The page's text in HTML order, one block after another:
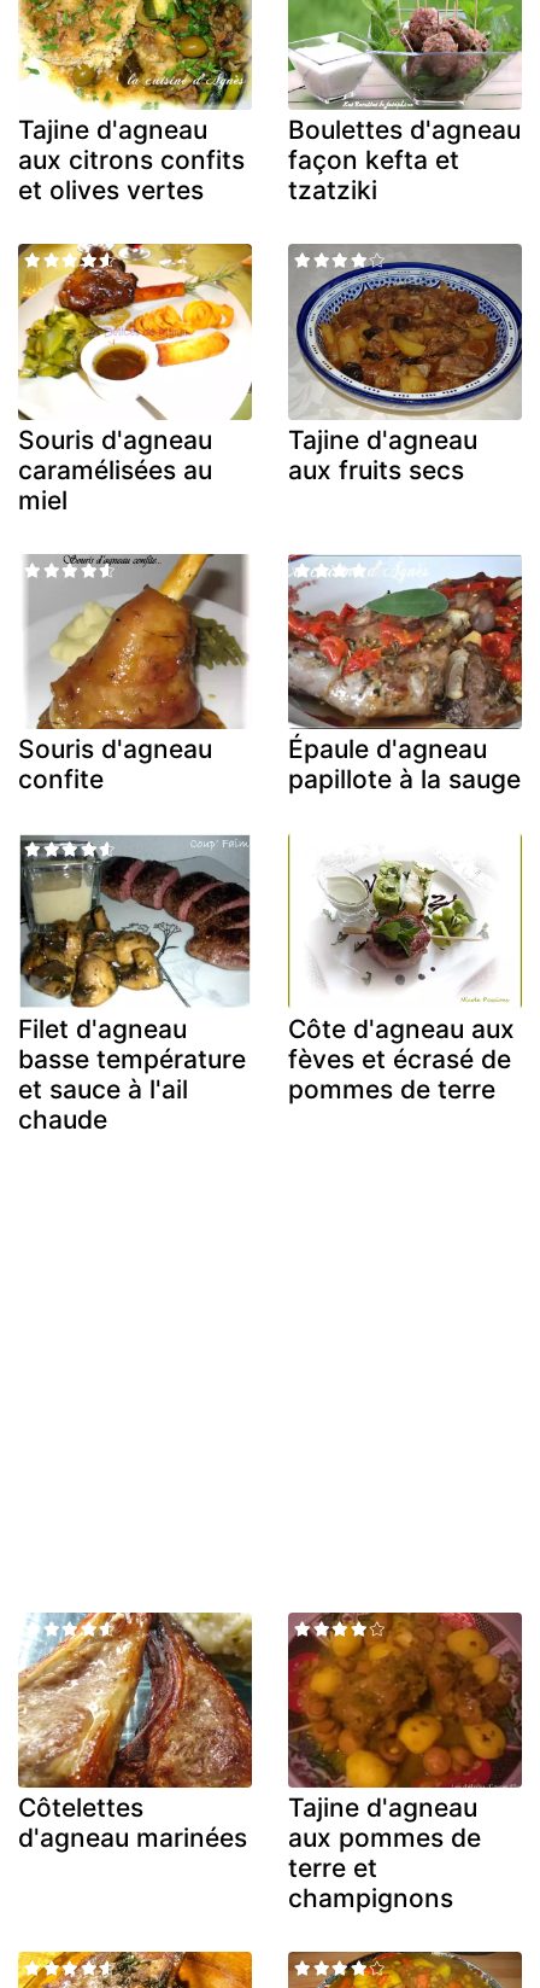
Tajine d'agneau
aux citrons confits
et olives vertes
Boulettes d'agneau
façon kefta et
tzatziki
Souris d'agneau
caramélisées au
miel
Tajine d'agneau
aux fruits secs
Souris d'agneau
confite
Épaule d'agneau
papillote à la sauge
Filet d'agneau
basse température
et sauce à l'ail
chaude
Côte d'agneau aux
fèves et écrasé de
pommes de terre
Côtelettes
d'agneau marinées
Tajine d'agneau
aux pommes de
terre et
champignons